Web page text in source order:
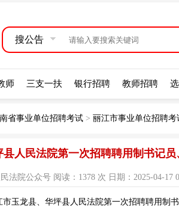
搜公告
师 三支一扶 银行招聘 教师招聘
省事业单位招聘考试 > 丽江市事业单位招聘考
县人民法院第一次招聘聘用制书记
法院公众号 阅读：1378 次 日期：2025-04-17
玉龙县、华坪县人民法院第一次招聘聘用制